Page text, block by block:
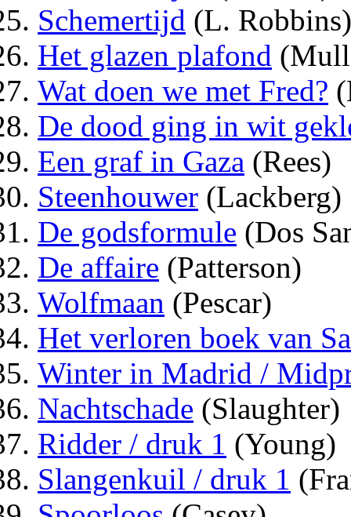
Schemertijd (L. Robbins)
Het glazen plafond
Wat doen we met Fred?
De dood ging in wit
Een graf in Gaza (Rees)
Steenhouwer (Lackberg)
De godsformule (Dos
De affaire (Patterson)
Wolfmaan (Pescar)
Het verloren boek van
Winter in Madrid /
Nachtschade (Slaughter)
Ridder / druk 1 (Young)
Slangenkuil / druk 1